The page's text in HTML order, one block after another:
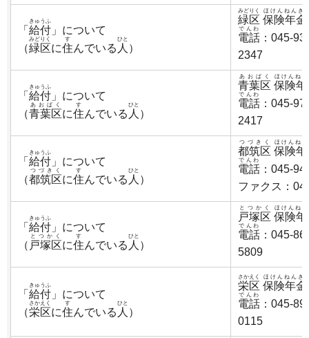
「 給付
きゅうふ
」について
（緑区
みどりく
に住
す
んでいる 人
ひと
）
緑区
みどりく
保険年金
ほけんねんき
電話
でんわ
：045-
2347
「 給付
きゅうふ
」について
（青葉区
あおばく
に住
す
んでいる 人
ひと
）
青葉区
あおばく
保険
ほけんね
電話
でんわ
：045-
2417
「 給付
きゅうふ
」について
（都筑区
つづきく
に住
す
んでいる 人
ひと
）
都筑区
つづきく
保険
ほけんね
電話
でんわ
：045-
ファクス：
「 給付
きゅうふ
」について
（ 戸塚区
とつかく
に住
す
んでいる 人
ひと
）
戸塚区
とつかく
保険
ほけんね
電話
でんわ
：045-
5809
「 給付
きゅうふ
」について
（栄区
さかえく
に住
す
んでいる 人
ひと
）
栄区
さかえく
保険年金
ほけんねんき
電話
でんわ
：045-
0115